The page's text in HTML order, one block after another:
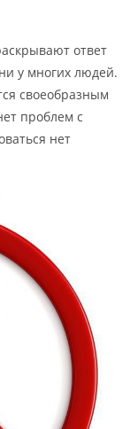
ответ
у многих людей.
своеобразным
проблем с
нет